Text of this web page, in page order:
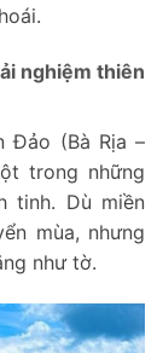
nghiệm thiên
Đảo (Bà Rịa –
trong những
tinh. Dù miền
mùa, nhưng
như tờ.